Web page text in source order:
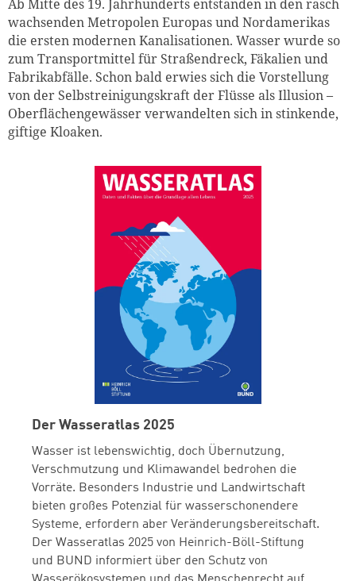
Ab Mitte des 19. Jahrhunderts entstanden in den rasch
wachsenden Metropolen Europas und Nordamerikas
die ersten modernen Kanalisationen. Wasser wurde so
zum Transportmittel für Straßendreck, Fäkalien und
Fabrikabfälle. Schon bald erwies sich die Vorstellung
von der Selbstreinigungskraft der Flüsse als Illusion –
Oberflächengewässer verwandelten sich in stinkende,
giftige Kloaken.
Der Wasseratlas 2025
Wasser ist lebenswichtig, doch Übernutzung,
Verschmutzung und Klimawandel bedrohen die
Vorräte. Besonders Industrie und Landwirtschaft
bieten großes Potenzial für wasserschonendere
Systeme, erfordern aber Veränderungsbereitschaft.
Der Wasseratlas 2025 von Heinrich-Böll-Stiftung
und BUND informiert über den Schutz von